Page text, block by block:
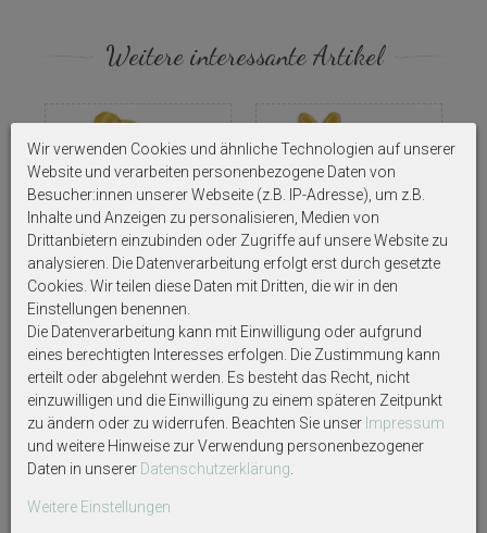
Weitere interessante Artikel
Deko Blume Aufsteller Gelb Holz
Tischdeko Frühling Sommer
25cm oder 20cm
7,39 €
Sternförmig Holz Tischdeko
Frühling Sommer 23cm oder
17cm
7,39 €
Wir verwenden Cookies und ähnliche Technologien auf unserer
Website und verarbeiten personenbezogene Daten von
Besucher:innen unserer Webseite (z.B. IP-Adresse), um z.B.
Inhalte und Anzeigen zu personalisieren, Medien von
Drittanbietern einzubinden oder Zugriffe auf unsere Website zu
analysieren. Die Datenverarbeitung erfolgt erst durch gesetzte
Cookies. Wir teilen diese Daten mit Dritten, die wir in den
Einstellungen benennen.
Die Datenverarbeitung kann mit Einwilligung oder aufgrund
eines berechtigten Interesses erfolgen. Die Zustimmung kann
erteilt oder abgelehnt werden. Es besteht das Recht, nicht
einzuwilligen und die Einwilligung zu einem späteren Zeitpunkt
zu ändern oder zu widerrufen. Beachten Sie unser Impressum
und weitere Hinweise zur Verwendung personenbezogener
Daten in unserer Daten­schutz­erklärung.
Weitere Einstellungen